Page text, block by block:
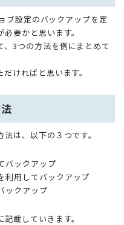
ブ設定のバックアップを定
要かと思います。
3つの方法を例にまとめて
ければと思います。
は、以下の３つです。
バックアップ
利用してバックアップ
ックアップ
載していきます。